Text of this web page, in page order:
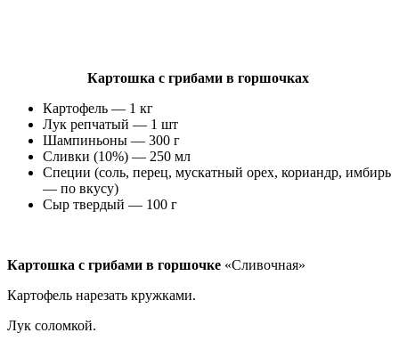
Картошка с грибами в горшочках
Картофель — 1 кг
Лук репчатый — 1 шт
Шампиньоны — 300 г
Сливки (10%) — 250 мл
Специи (соль, перец, мускатный орех, кориандр, имбирь
— по вкусу)
Сыр твердый — 100 г
Картошка с грибами в горшочке «Сливочная»
Картофель нарезать кружками.
Лук соломкой.